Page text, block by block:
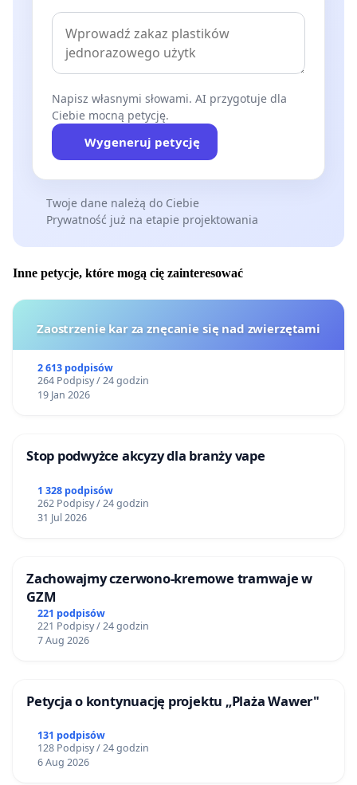
Napisz własnymi słowami. AI przygotuje dla
Ciebie mocną petycję.
Wygeneruj petycję
Twoje dane należą do Ciebie
Prywatność już na etapie projektowania
Inne petycje, które mogą cię zainteresować
Zaostrzenie kar za znęcanie się nad zwierzętami
2 613 podpisów
264 Podpisy / 24 godzin
19 Jan 2026
Stop podwyżce akcyzy dla branży vape
1 328 podpisów
262 Podpisy / 24 godzin
31 Jul 2026
Zachowajmy czerwono-kremowe tramwaje w
GZM
221 podpisów
221 Podpisy / 24 godzin
7 Aug 2026
Petycja o kontynuację projektu „Plaża Wawer"
131 podpisów
128 Podpisy / 24 godzin
6 Aug 2026